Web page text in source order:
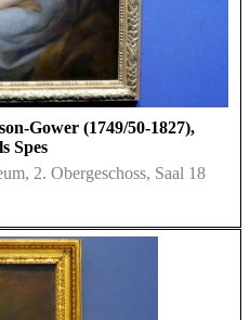
Gower (1749/50-1827),
Spes
2. Obergeschoss, Saal 18